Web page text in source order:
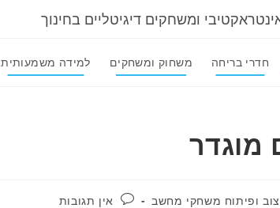
ומשחקים דיגיטליים בחינוך
חדרי בריחה משחוק ומשחקים למידה משמעותית
מוגדר
ופיתוח משחקי מחשב תגובות:
אין תגובות